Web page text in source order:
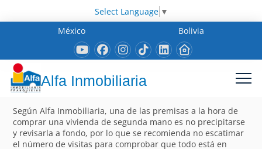
Select Language ▼
México
Bolivia
Alfa Inmobiliaria
Según Alfa Inmobiliaria, una de las premisas a la hora de
comprar una vivienda de segunda mano es no precipitarse
y revisarla a fondo, por lo que se recomienda no escatimar
el número de visitas para comprobar que todo está en